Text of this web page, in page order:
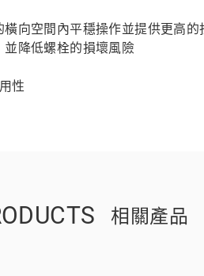
向空間內平穩操作並提供更高的
降低螺栓的損壞風險
性
相關產品